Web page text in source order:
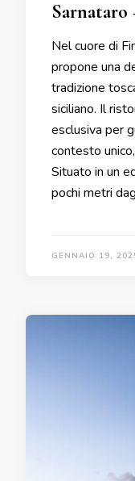
Sarnataro
Nel cuore di
propone una
tradizione
siciliano. Il
esclusiva per
contesto
Situato in un
pochi metri
GENNAIO 19,